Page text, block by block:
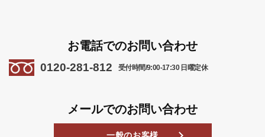
お電話でのお問い合わせ
0120-281-812 受付時間/9:00-17:30 日曜定休
メールでのお問い合わせ